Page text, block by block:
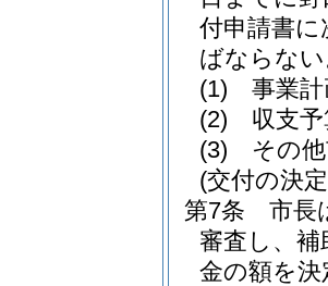
付申請書
ばならな
(1)
事業
(2)
収支
(3)
その
(交付の決
第7条
市長
審査し、
金の額を決